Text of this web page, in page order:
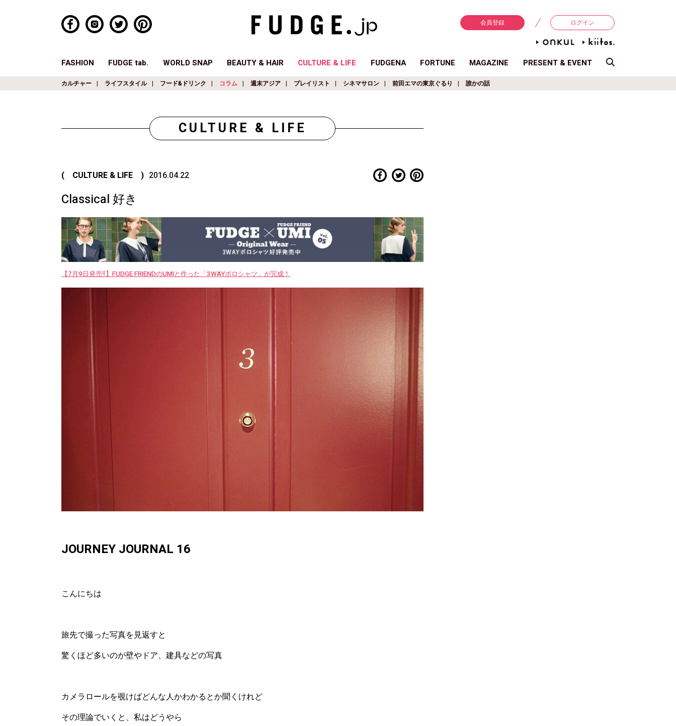
会員登録 ログイン
FASHION FUDGE tab. WORLD SNAP BEAUTY & HAIR CULTURE & LIFE FUDGENA FORTUNE MAGAZINE PRESENT & EVENT
カルチャー ライフスタイル フード&ドリンク コラム 週末アジア プレイリスト シネマサロン 前田エマの東京ぐるり 誰かの話
CULTURE & LIFE
( CULTURE & LIFE ) 2016.04.22
Classical 好き
【7月9日発売‼︎】FUDGE FRIENDのUMIと作った「3WAYポロシャツ」が完成！
JOURNEY JOURNAL 16
こんにちは
旅先で撮った写真を見返すと
驚くほど多いのが壁やドア、建具などの写真
カメラロールを覗けばどんな人かわかるとか聞くけれど
その理論でいくと、私はどうやら